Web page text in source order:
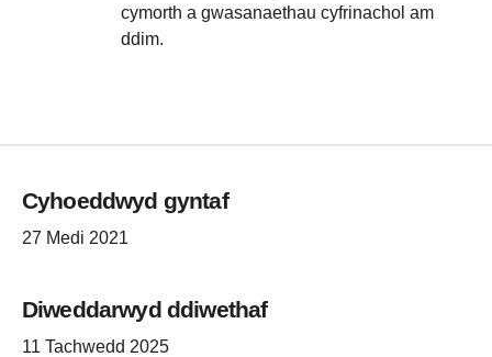
cymorth a gwasanaethau cyfrinachol am
ddim.
Cyhoeddwyd gyntaf
27 Medi 2021
Diweddarwyd ddiwethaf
11 Tachwedd 2025